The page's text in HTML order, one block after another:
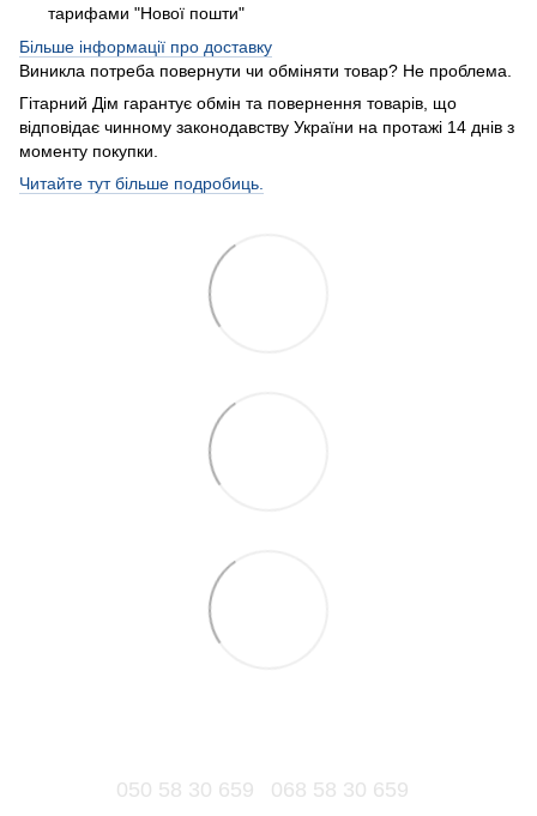
тарифами "Нової пошти"
Більше інформації про доставку
Виникла потреба повернути чи обміняти товар? Не проблема.
Гітарний Дім гарантує обмін та повернення товарів, що
відповідає чинному законодавству України на протажі 14 днів з
моменту покупки.
Читайте тут більше подробиць.
050 58 30 659 068 58 30 659